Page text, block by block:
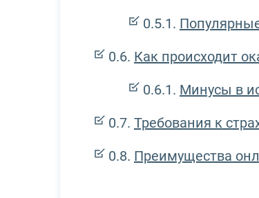
Как происходит
Минусы в
Требования к
Преимущества